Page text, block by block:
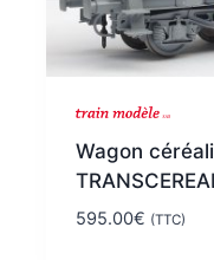
Wagon
595.00€ (TTC)